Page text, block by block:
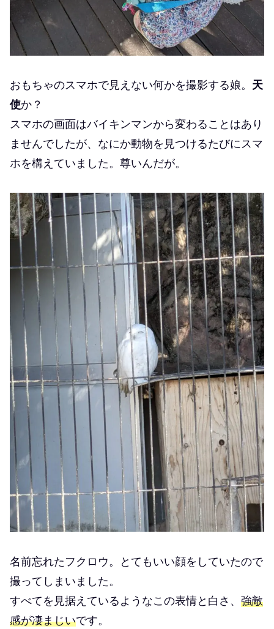
おもちゃのスマホで見えない何かを撮影する娘。 天
使か？
スマホの画面はバイキンマンから変わることはあり
ませんでしたが、なにか動物を見つけるたびにスマ
ホを構えていました。尊いんだが。
名前忘れたフクロウ。とてもいい顔をしていたので
撮ってしまいました。
すべてを見据えているようなこの表情と白さ、 強敵
感が凄まじいです。